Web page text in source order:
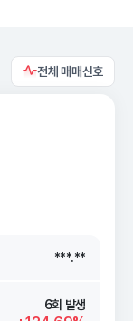
전체 매매신호
***.**
***.**
6회 발생